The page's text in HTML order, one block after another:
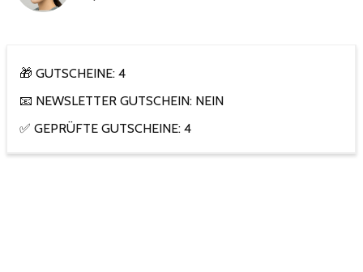
🎁 GUTSCHEINE: 4
📧 NEWSLETTER GUTSCHEIN: NEIN
✅ GEPRÜFTE GUTSCHEINE: 4